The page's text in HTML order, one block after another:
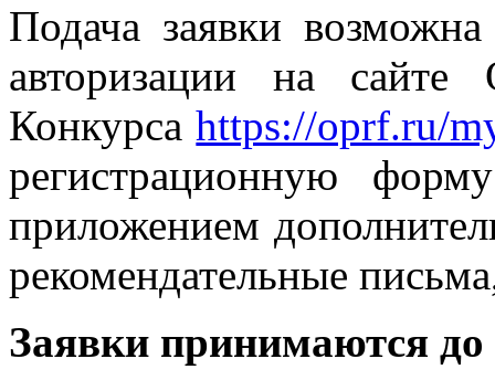
Подача заявки
авторизации на
Конкурсаhttps://oprf.ru/
регистрационную
приложением
рекомендательные
Заявки принимаются